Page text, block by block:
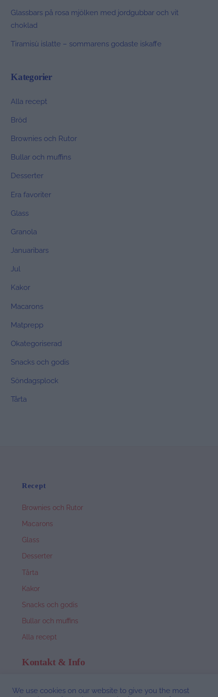
Glassbars på rosa mjölken med jordgubbar och vit
choklad
Tiramisù islatte – sommarens godaste iskaffe
Kategorier
Alla recept
Bröd
Brownies och Rutor
Bullar och muffins
Desserter
Era favoriter
Glass
Granola
Januaribars
Jul
Kakor
Macarons
Matprepp
Okategoriserad
Snacks och godis
Söndagsplock
Tårta
Recept
Brownies och Rutor
Macarons
Glass
Desserter
Tårta
Kakor
Snacks och godis
Bullar och muffins
Alla recept
Kontakt & Info
We use cookies on our website to give you the most